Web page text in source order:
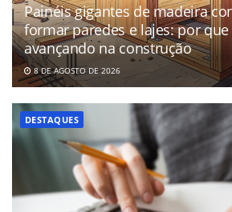
Painéis gigantes de madeira
formar paredes e lajes: por que
avançando na construção
8 DE AGOSTO DE 2026
DESTAQUES